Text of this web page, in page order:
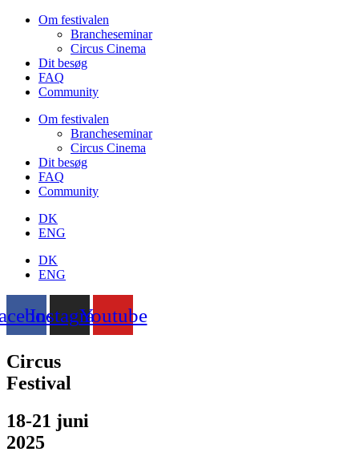
Om festivalen
Brancheseminar
Circus Cinema
Dit besøg
FAQ
Community
Om festivalen
Brancheseminar
Circus Cinema
Dit besøg
FAQ
Community
DK
ENG
DK
ENG
InstagramYoutube
Circus
Festival
18-21 juni
2025